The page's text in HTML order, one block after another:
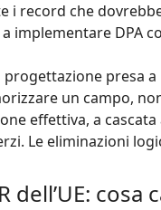
i record che
implementare DPA
presa
un campo,
effettiva, a
Le eliminazioni
dell’UE: cosa